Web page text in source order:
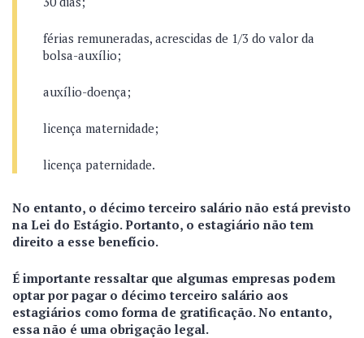
férias remuneradas, acrescidas de 1/3 do valor da
bolsa-auxílio;
auxílio-doença;
licença maternidade;
licença paternidade.
No entanto, o décimo terceiro salário não está previsto
na Lei do Estágio. Portanto, o estagiário não tem
direito a esse benefício.
É importante ressaltar que algumas empresas podem
optar por pagar o décimo terceiro salário aos
estagiários como forma de gratificação. No entanto,
essa não é uma obrigação legal.